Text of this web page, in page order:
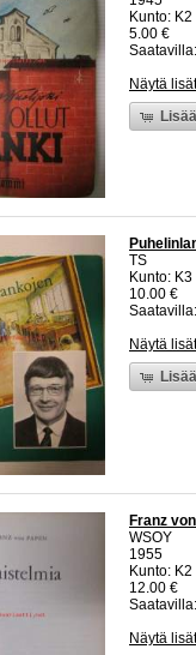
Kunto:
5.00 €
Näytä
TS
Kunto:
10.00 €
Näytä
Franz
WSOY
1955
Kunto:
12.00 €
Näytä